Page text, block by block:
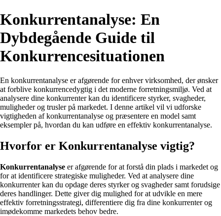
Konkurrentanalyse: En
Dybdegående Guide til
Konkurrencesituationen
En konkurrentanalyse er afgørende for enhver virksomhed, der ønsker
at forblive konkurrencedygtig i det moderne forretningsmiljø. Ved at
analysere dine konkurrenter kan du identificere styrker, svagheder,
muligheder og trusler på markedet. I denne artikel vil vi udforske
vigtigheden af konkurrentanalyse og præsentere en model samt
eksempler på, hvordan du kan udføre en effektiv konkurrentanalyse.
Hvorfor er Konkurrentanalyse vigtig?
Konkurrentanalyse er afgørende for at forstå din plads i markedet og
for at identificere strategiske muligheder. Ved at analysere dine
konkurrenter kan du opdage deres styrker og svagheder samt forudsige
deres handlinger. Dette giver dig mulighed for at udvikle en mere
effektiv forretningsstrategi, differentiere dig fra dine konkurrenter og
imødekomme markedets behov bedre.